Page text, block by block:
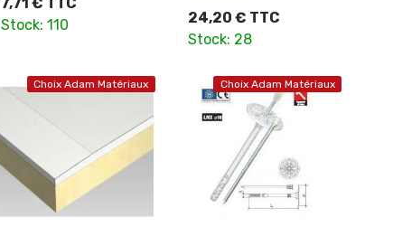
Stock: 110
24,20 € TTC
Stock: 28
Choix Adam Matériaux Choix Adam Matériaux